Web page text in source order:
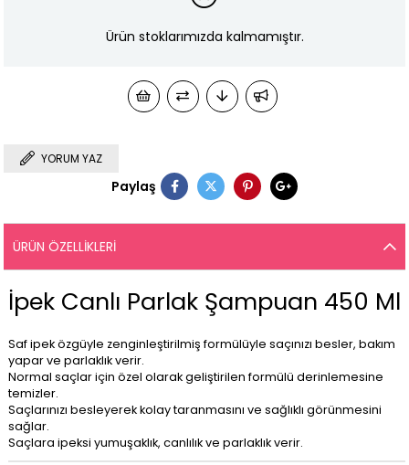
Ürün stoklarımızda kalmamıştır.
YORUM YAZ
Paylaş
ÜRÜN ÖZELLIKLERI
İpek Canlı Parlak Şampuan 450 Ml
Saf ipek özgüyle zenginleştirilmiş formülüyle saçınızı besler, bakım
yapar ve parlaklık verir.
Normal saçlar için özel olarak geliştirilen formülü derinlemesine
temizler.
Saçlarınızı besleyerek kolay taranmasını ve sağlıklı görünmesini
sağlar.
Saçlara ipeksi yumuşaklık, canlılık ve parlaklık verir.